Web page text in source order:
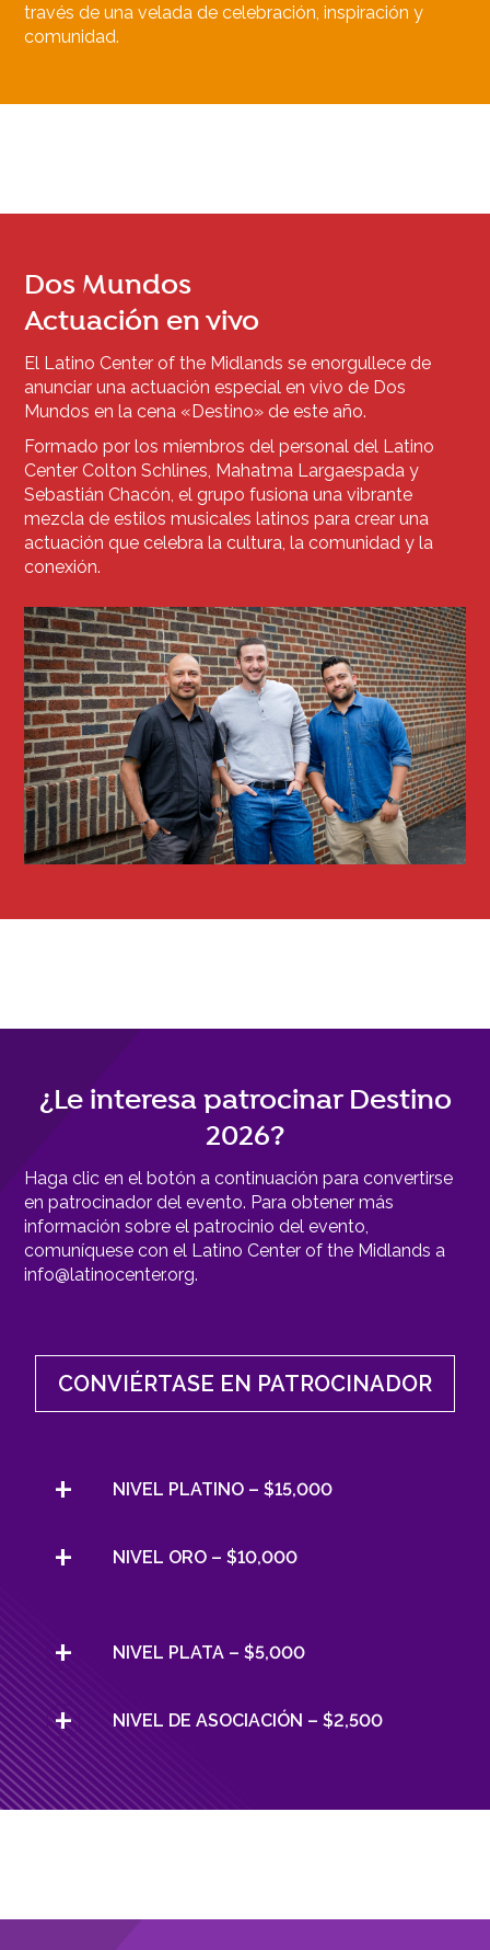
través de una velada de celebración, inspiración y
comunidad.
Dos Mundos
Actuación en vivo
El Latino Center of the Midlands se enorgullece de
anunciar una actuación especial en vivo de Dos
Mundos en la cena «Destino» de este año.
Formado por los miembros del personal del Latino
Center Colton Schlines, Mahatma Largaespada y
Sebastián Chacón, el grupo fusiona una vibrante
mezcla de estilos musicales latinos para crear una
actuación que celebra la cultura, la comunidad y la
conexión.
¿Le interesa patrocinar Destino
2026?
Haga clic en el botón a continuación para convertirse
en patrocinador del evento. Para obtener más
información sobre el patrocinio del evento,
comuníquese con el Latino Center of the Midlands a
info@latinocenter.org.
CONVIÉRTASE EN PATROCINADOR
NIVEL PLATINO – $15,000
NIVEL ORO – $10,000
NIVEL PLATA – $5,000
NIVEL DE ASOCIACIÓN – $2,500